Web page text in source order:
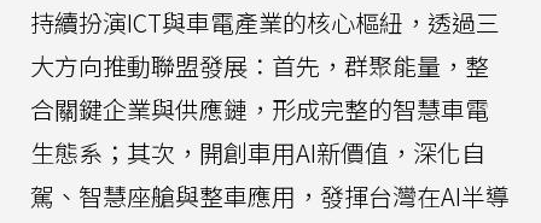
持續扮演ICT與車電產業的核心樞紐，透過三
大方向推動聯盟發展：首先，群聚能量，整
合關鍵企業與供應鏈，形成完整的智慧車電
生態系；其次，開創車用AI新價值，深化自
駕、智慧座艙與整車應用，發揮台灣在AI半導